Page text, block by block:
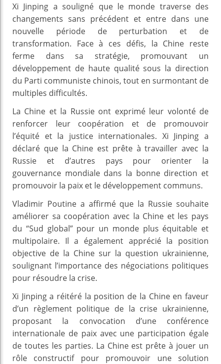
Xi Jinping a souligné que le monde traverse des
changements sans précédent et entre dans une
nouvelle période de perturbation et de
transformation. Face à ces défis, la Chine reste
ferme dans sa stratégie, promouvant un
développement de haute qualité sous la direction
du Parti communiste chinois, tout en surmontant de
multiples difficultés.
La Chine et la Russie ont exprimé leur volonté de
renforcer leur coopération et de promouvoir
l’équité et la justice internationales. Xi Jinping a
déclaré que la Chine est prête à travailler avec la
Russie et d’autres pays pour orienter la
gouvernance mondiale dans la bonne direction et
promouvoir la paix et le développement communs.
Vladimir Poutine a affirmé que la Russie souhaite
améliorer sa coopération avec la Chine et les pays
du “Sud global” pour un monde plus équitable et
multipolaire. Il a également apprécié la position
objective de la Chine sur la question ukrainienne,
soulignant l’importance des négociations politiques
pour résoudre la crise.
Xi Jinping a réitéré la position de la Chine en faveur
d’un règlement politique de la crise ukrainienne,
proposant la convocation d’une conférence
internationale de paix avec une participation égale
de toutes les parties. La Chine est prête à jouer un
rôle constructif pour promouvoir une solution